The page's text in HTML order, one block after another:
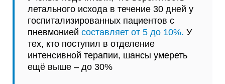
летального исхода в течение 30 дней у
госпитализированных пациентов с
пневмонией составляет от 5 до 10%. У
тех, кто поступил в отделение
интенсивной терапии, шансы умереть
ещё выше – до 30%